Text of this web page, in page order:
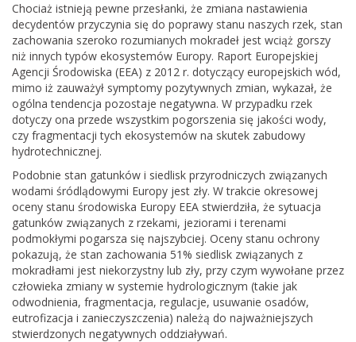
Chociaż istnieją pewne przesłanki, że zmiana nastawienia
decydentów przyczynia się do poprawy stanu naszych rzek, stan
zachowania szeroko rozumianych mokradeł jest wciąż gorszy
niż innych typów ekosystemów Europy. Raport Europejskiej
Agencji Środowiska (EEA) z 2012 r. dotyczący europejskich wód,
mimo iż zauważył symptomy pozytywnych zmian, wykazał, że
ogólna tendencja pozostaje negatywna. W przypadku rzek
dotyczy ona przede wszystkim pogorszenia się jakości wody,
czy fragmentacji tych ekosystemów na skutek zabudowy
hydrotechnicznej.
Podobnie stan gatunków i siedlisk przyrodniczych związanych
wodami śródlądowymi Europy jest zły. W trakcie okresowej
oceny stanu środowiska Europy EEA stwierdziła, że sytuacja
gatunków związanych z rzekami, jeziorami i terenami
podmokłymi pogarsza się najszybciej. Oceny stanu ochrony
pokazują, że stan zachowania 51% siedlisk związanych z
mokradłami jest niekorzystny lub zły, przy czym wywołane przez
człowieka zmiany w systemie hydrologicznym (takie jak
odwodnienia, fragmentacja, regulacje, usuwanie osadów,
eutrofizacja i zanieczyszczenia) należą do najważniejszych
stwierdzonych negatywnych oddziaływań.